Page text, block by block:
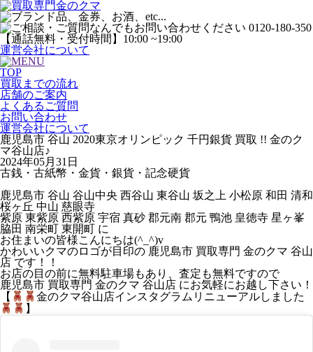
運営会社について
TOP
買取までの流れ
店舗のご案内
よくあるご質問
お問い合わせ
運営会社について
鹿児島市 谷山 2020東京オリンピック 千円銀貨 買取 !! 金のク
マ谷山店♪
2024年05月31日
古銭・古紙幣・金貨・銀貨・記念硬貨
鹿児島市 谷山 谷山中央 西谷山 東谷山 坂之上 小松原 和田 清和
桜ヶ丘 中山 慈眼寺
紫原 東紫原 西紫原 宇宿 真砂 郡元南 郡元 鴨池 皇徳寺 星ヶ峯
脇田 南栄町 東開町 に
お住まいの皆様こんにちは(^_^)v
かわいいクマのロゴが目印の 鹿児島市 買取専門 金のクマ 谷山
店 です！！
お店の目の前に無料駐車場もあり、査定も無料ですので
鹿児島市 買取専門 金のクマ 谷山店 にお気軽にお越し下さい！
【
金のクマ谷山店インスタグラム リニューアルしました
】